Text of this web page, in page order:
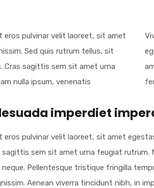
eros pulvinar velit laoreet, sit amet
Sed quis rutrum tellus, sit
Cras sagittis sem sit amet urna
nulla ipsum, venenatis
imperdiet
eros pulvinar velit laoreet, sit amet
sagittis sem sit amet urna feugiat rutrum.
Pellentesque tristique fringilla
Aenean viverra tincidunt nibh, in